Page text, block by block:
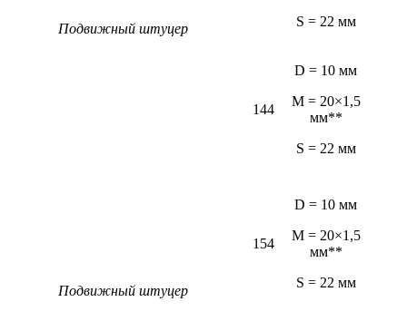
Подвижный штуцер
S = 22 мм
144
D = 10 мм
M = 20×1,5
мм**
S = 22 мм
Подвижный штуцер
154
D = 10 мм
M = 20×1,5
мм**
S = 22 мм